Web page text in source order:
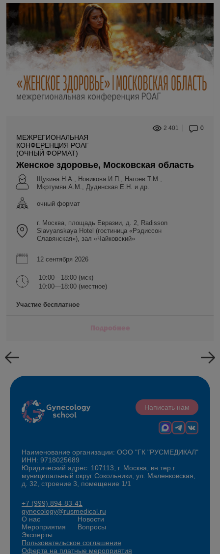
2 401 0
МЕЖРЕГИОНАЛЬНАЯ
КОНФЕРЕНЦИЯ РОАГ
(ОЧНЫЙ ФОРМАТ)
Женское здоровье, Московская область
Щукина Н.А., Новикова И.П., Нагоев Т.М.,
Мкртумян А.М., Дудинская Е.Н. и др.
очный формат
г. Москва, площадь Евразии, д. 2, Radisson
Slavyanskaya Hotel (гостиница «Рэдиссон
Славянская»), зал «Чайковский»
12 сентября 2026
10:00—18:00 (мск)
10:00—18:00 (местное)
Участие бесплатное
Подробнее
Написать нам
Наименование организации: ООО "ГК "РУСМЕДИКАЛ"
ИНН: 9718025689
Юридический адрес: 107113, г. Москва, вн.тер.г.
муниципальный округ Сокольники, ул. Маленковская,
д. 32, строение 3, помещение 1/1
+7 (999) 894-83-41
gynecology@rusmedical.ru
О нас
Мероприятия
Эксперты
Новости
Вопросы
Пользовательское соглашение
Оферта на платные мероприятия